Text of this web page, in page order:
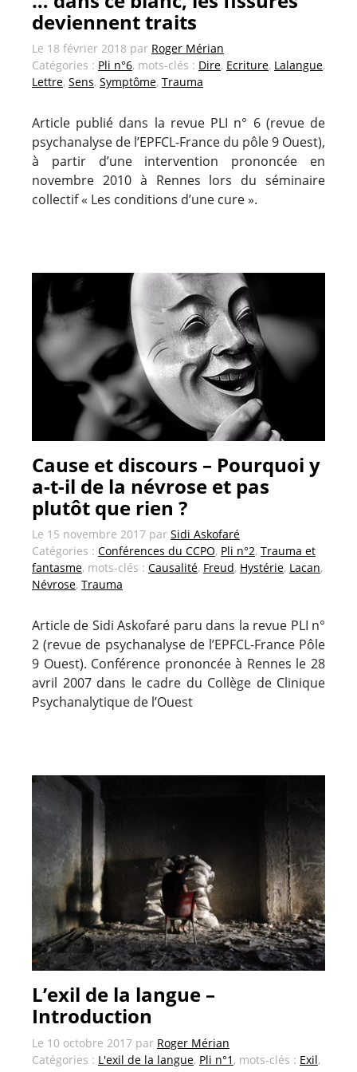
deviennent traits
Le 18 février 2018 par Roger Mérian
Catégories : Pli n°6, mots-clés : Dire, Ecriture, Lalangue,
Lettre, Sens, Symptôme, Trauma
Article publié dans la revue PLI n° 6 (revue de
psychanalyse de l’EPFCL-France du pôle 9 Ouest),
à partir d’une intervention prononcée en
novembre 2010 à Rennes lors du séminaire
collectif « Les conditions d’une cure ».
Cause et discours – Pourquoi y
a-t-il de la névrose et pas
plutôt que rien ?
Le 15 novembre 2017 par Sidi Askofaré
Catégories : Conférences du CCPO, Pli n°2, Trauma et
fantasme, mots-clés : Causalité, Freud, Hystérie, Lacan,
Névrose, Trauma
Article de Sidi Askofaré paru dans la revue PLI n°
2 (revue de psychanalyse de l’EPFCL-France Pôle
9 Ouest). Conférence prononcée à Rennes le 28
avril 2007 dans le cadre du Collège de Clinique
Psychanalytique de l’Ouest
L’exil de la langue –
Introduction
Le 10 octobre 2017 par Roger Mérian
Catégories : L'exil de la langue, Pli n°1 , mots-clés : Exil,